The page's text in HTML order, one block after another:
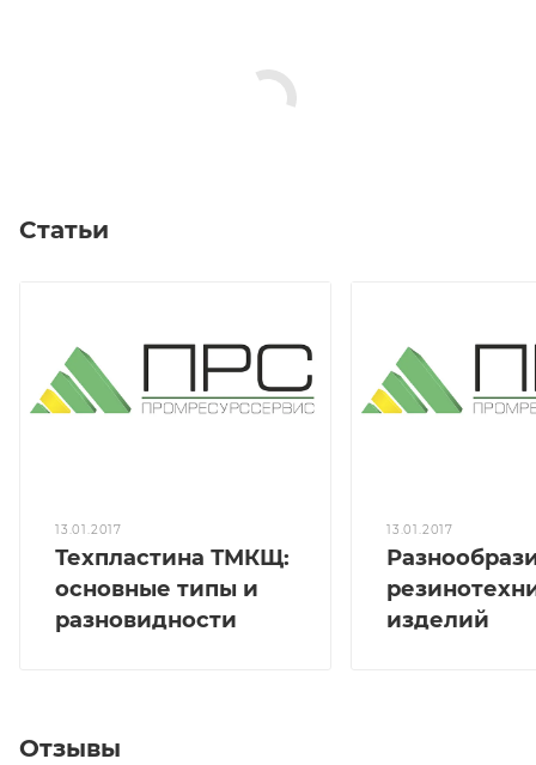
Статьи
13.01.2017
Техпластина ТМКЩ:
основные типы и
разновидности
13.01.2017
изделий
Отзывы